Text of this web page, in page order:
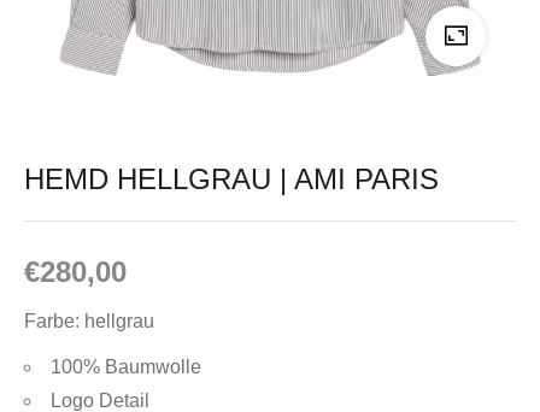
HEMD HELLGRAU | AMI PARIS
€280,00
Farbe: hellgrau
100% Baumwolle
Logo Detail